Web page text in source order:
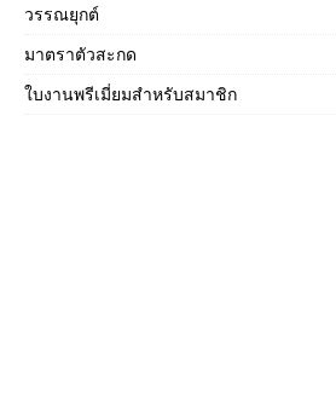
วรรณยุกต์
มาตราตัวสะกด
ใบงานพรีเมี่ยมสำหรับสมาชิก